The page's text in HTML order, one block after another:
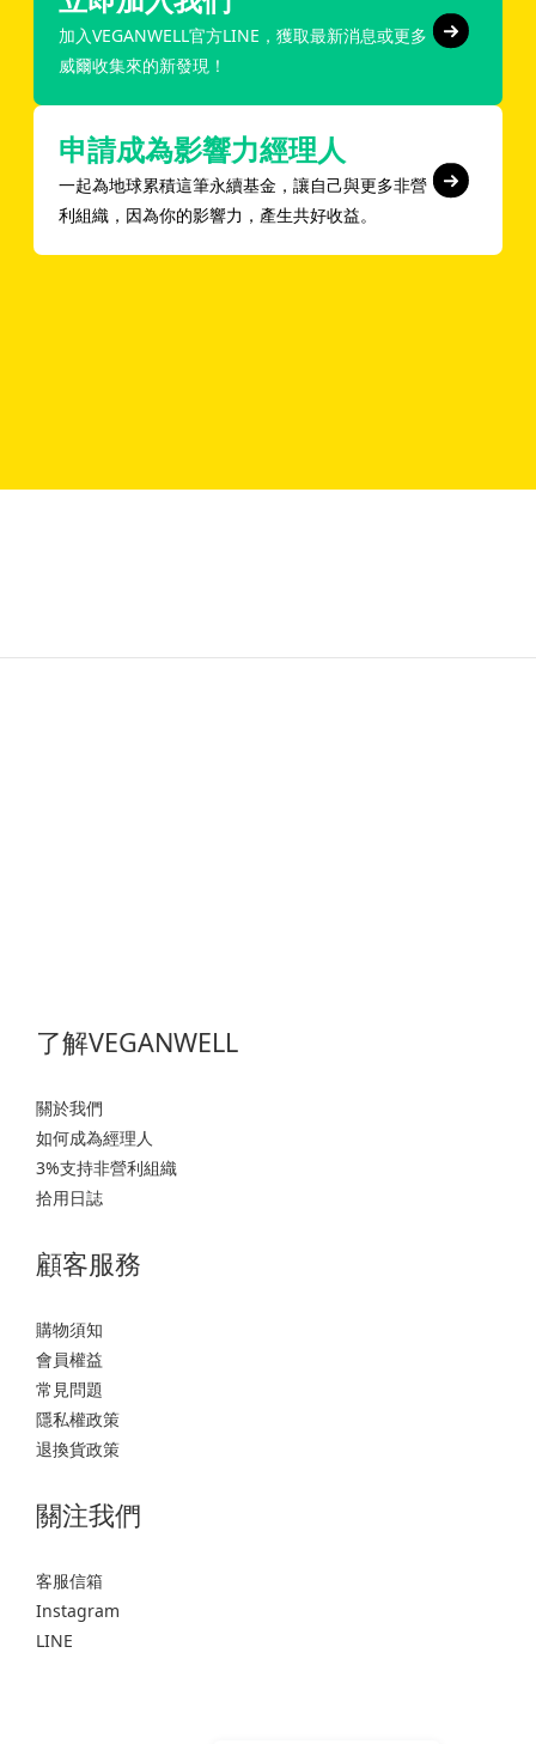
加入VEGANWELL官方LINE，獲取最新消息或更多
威爾收集來的新發現！
申請成為影響力經理人
一起為地球累積這筆永續基金，讓自己與更多非營
利組織，因為你的影響力，產生共好收益。
了解VEGANWELL
關於我們
如何成為經理人
3%支持非營利組織
拾用日誌
顧客服務
購物須知
會員權益
常見問題
隱私權政策
退換貨政策
關注我們
客服信箱
Instagram
LINE